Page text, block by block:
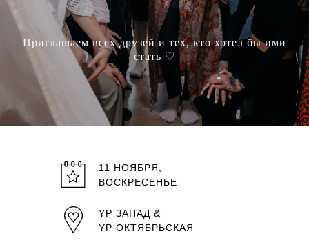
Приглашаем всех друзей и тех, кто хотел бы ими
стать ♡
11 НОЯБРЯ,
ВОСКРЕСЕНЬЕ
YP ЗАПАД &
YP ОКТЯБРЬСКАЯ